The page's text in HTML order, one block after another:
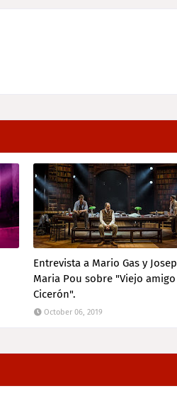
Entrevista a Mario Gas y Josep
Maria Pou sobre "Viejo amigo
Cicerón".
October 06, 2019